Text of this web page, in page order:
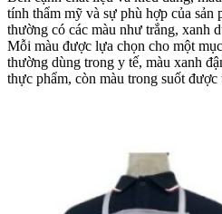
tính thẩm mỹ và sự phù hợp của sản
thường có các màu như trắng, xanh
Mỗi màu được lựa chọn cho một
thường dùng trong y tế, màu xanh
thực phẩm, còn màu trong suốt